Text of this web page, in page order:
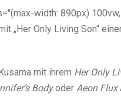
width: 890px)
„Her Only Living Son“
mit ihrem Her Only
Bodyoder Aeon Flux